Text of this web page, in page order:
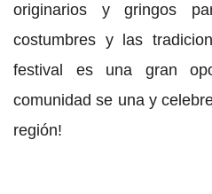
originarios y gringos
costumbres y las
festival es una gran
comunidad se una y
región!